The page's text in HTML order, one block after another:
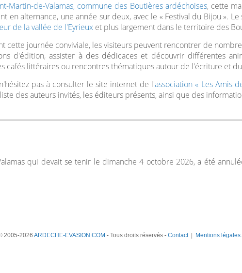
Martin-de-Valamas, commune des Boutières ardéchoises, cette
en alternance, une année sur deux, avec le « Festival du Bijou ».
de la vallée de l'Eyrieuxet plus largement dans le territoire des
cette journée conviviale, les visiteurs peuvent rencontrer de
d'édition, assister à des dédicaces et découvrir différentes
cafés littéraires ou rencontres thématiques autour de l'écriture et
pas à consulter le site internet de l'association « Les Amis
des auteurs invités, les éditeurs présents, ainsi que des
qui devait se tenir le dimanche 4 octobre 2026, a été
2005-2026 ARDECHE-EVASION.COM - Tous droits réservés - Contact| Mentions légales.